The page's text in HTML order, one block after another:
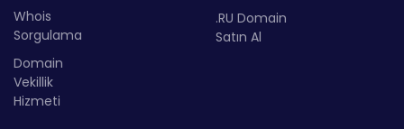
Whois
Sorgulama
Domain
Vekillik
Hizmeti
.RU Domain
Satın Al